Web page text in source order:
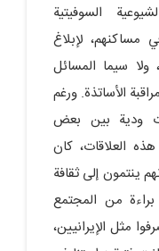
السوفيتية
لإبلاغ
ولا سيما المسائل
الأساتذة. ورغم
ودية بين بعض
العلاقات، كان
ينتمون إلى ثقافة
من المجتمع
مثل الإيرانيين،